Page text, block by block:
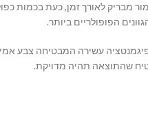
מבריק לאורך זמן, כעת בכמות
הפופולריים ביותר.
עשירה המבטיחה צבע
שהתוצאה תהיה מדויקת.